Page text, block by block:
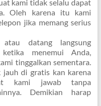
kami tidak selalu dapat
Oleh karena itu kami
jika memang serius
datang langsung
menemui Anda,
tinggalkan sementara.
jauh di gratis kan karena
kami jawab tanpa
Demikian harap